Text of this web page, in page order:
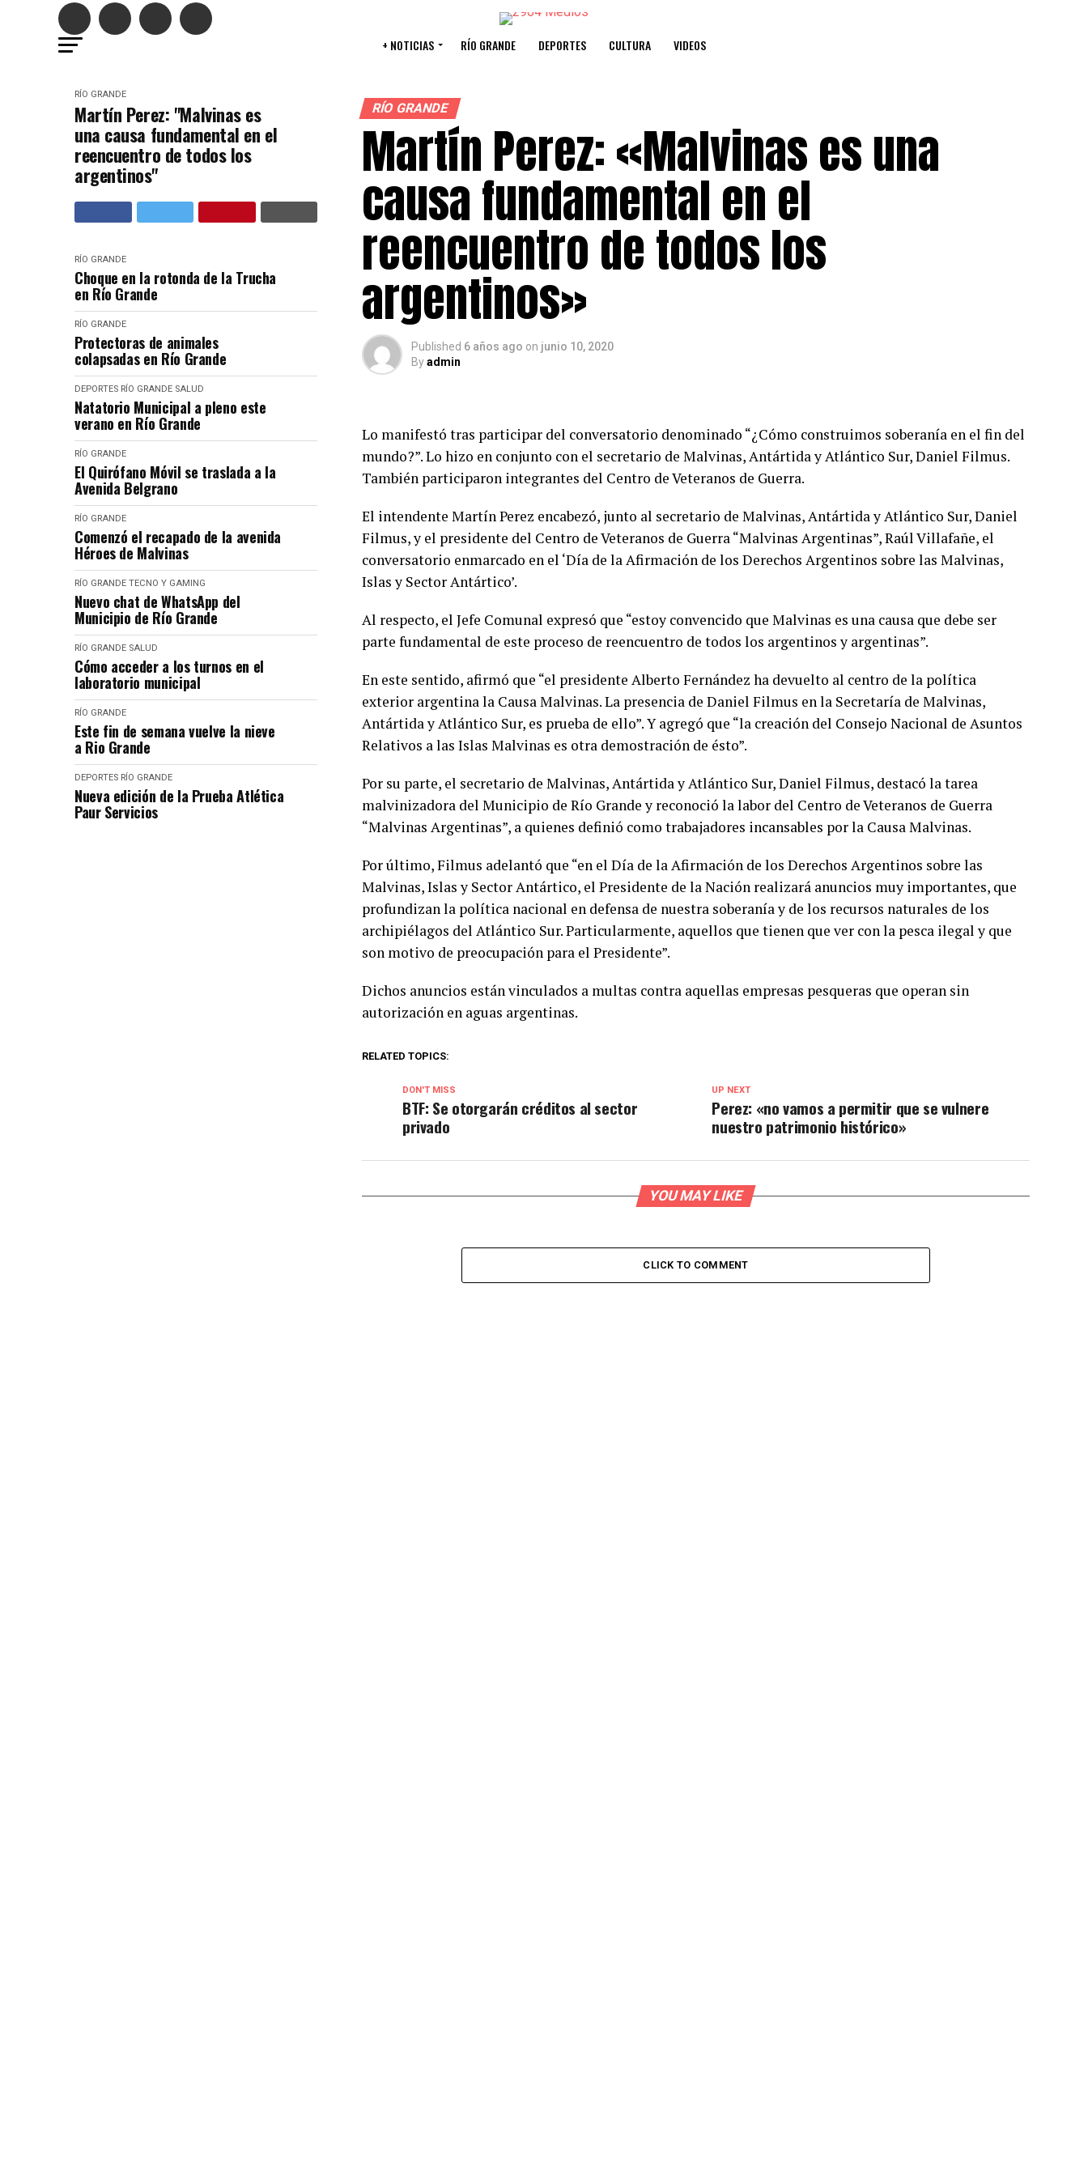
+ NOTICIAS RÍO GRANDE DEPORTES CULTURA VIDEOS
RÍO GRANDE
Martín Perez: "Malvinas es
una causa fundamental en el
reencuentro de todos los
argentinos"
RÍO GRANDE
Choque en la rotonda de la Trucha
en Río Grande
RÍO GRANDE
Protectoras de animales
colapsadas en Río Grande
DEPORTES RÍO GRANDE SALUD
Natatorio Municipal a pleno este
verano en Río Grande
RÍO GRANDE
El Quirófano Móvil se traslada a la
Avenida Belgrano
RÍO GRANDE
Comenzó el recapado de la avenida
Héroes de Malvinas
RÍO GRANDE TECNO Y GAMING
Nuevo chat de WhatsApp del
Municipio de Río Grande
RÍO GRANDE SALUD
Cómo acceder a los turnos en el
laboratorio municipal
RÍO GRANDE
Este fin de semana vuelve la nieve
a Rio Grande
DEPORTES RÍO GRANDE
Nueva edición de la Prueba Atlética
Paur Servicios
RÍO GRANDE
Martín Perez: «Malvinas es una
causa fundamental en el
reencuentro de todos los
argentinos»
Published 6 años ago on junio 10, 2020
Byadmin
Lo manifestó tras participar del conversatorio denominado “¿Cómo construimos soberanía en el fin del
mundo?”. Lo hizo en conjunto con el secretario de Malvinas, Antártida y Atlántico Sur, Daniel Filmus.
También participaron integrantes del Centro de Veteranos de Guerra.
El intendente Martín Perez encabezó, junto al secretario de Malvinas, Antártida y Atlántico Sur, Daniel
Filmus, y el presidente del Centro de Veteranos de Guerra “Malvinas Argentinas”, Raúl Villafañe, el
conversatorio enmarcado en el ‘Día de la Afirmación de los Derechos Argentinos sobre las Malvinas,
Islas y Sector Antártico’.
Al respecto, el Jefe Comunal expresó que “estoy convencido que Malvinas es una causa que debe ser
parte fundamental de este proceso de reencuentro de todos los argentinos y argentinas”.
En este sentido, afirmó que “el presidente Alberto Fernández ha devuelto al centro de la política
exterior argentina la Causa Malvinas. La presencia de Daniel Filmus en la Secretaría de Malvinas,
Antártida y Atlántico Sur, es prueba de ello”. Y agregó que “la creación del Consejo Nacional de Asuntos
Relativos a las Islas Malvinas es otra demostración de ésto”.
Por su parte, el secretario de Malvinas, Antártida y Atlántico Sur, Daniel Filmus, destacó la tarea
malvinizadora del Municipio de Río Grande y reconoció la labor del Centro de Veteranos de Guerra
“Malvinas Argentinas”, a quienes definió como trabajadores incansables por la Causa Malvinas.
Por último, Filmus adelantó que “en el Día de la Afirmación de los Derechos Argentinos sobre las
Malvinas, Islas y Sector Antártico, el Presidente de la Nación realizará anuncios muy importantes, que
profundizan la política nacional en defensa de nuestra soberanía y de los recursos naturales de los
archipiélagos del Atlántico Sur. Particularmente, aquellos que tienen que ver con la pesca ilegal y que
son motivo de preocupación para el Presidente”.
Dichos anuncios están vinculados a multas contra aquellas empresas pesqueras que operan sin
autorización en aguas argentinas.
RELATED TOPICS:
UP NEXT
Perez: «no vamos a permitir que se vulnere
nuestro patrimonio histórico»
DON'T MISS
BTF: Se otorgarán créditos al sector
privado
YOU MAY LIKE
CLICK TO COMMENT